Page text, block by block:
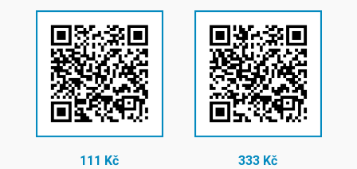
111 Kč 333 Kč